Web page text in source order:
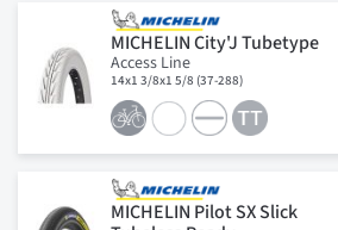
MICHELIN City'J Tubetype
Access Line
14x1 3/8x1 5/8 (37-288)
MICHELIN Pilot SX Slick